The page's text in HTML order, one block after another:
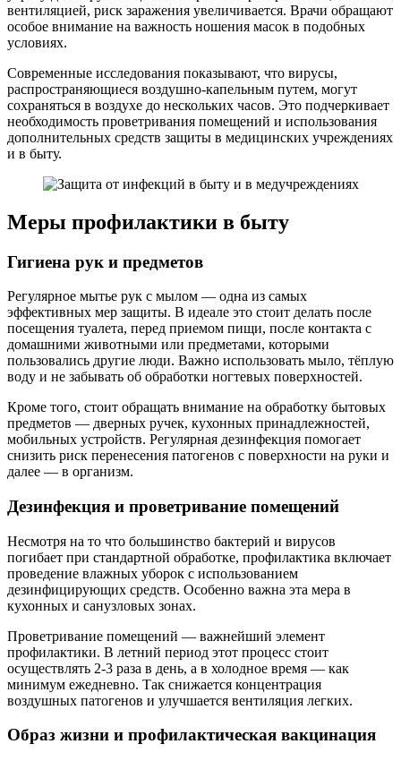
вентиляцией, риск заражения увеличивается. Врачи обращают
особое внимание на важность ношения масок в подобных
условиях.
Современные исследования показывают, что вирусы,
распространяющиеся воздушно-капельным путем, могут
сохраняться в воздухе до нескольких часов. Это подчеркивает
необходимость проветривания помещений и использования
дополнительных средств защиты в медицинских учреждениях
и в быту.
Меры профилактики в быту
Гигиена рук и предметов
Регулярное мытье рук с мылом — одна из самых
эффективных мер защиты. В идеале это стоит делать после
посещения туалета, перед приемом пищи, после контакта с
домашними животными или предметами, которыми
пользовались другие люди. Важно использовать мыло, тёплую
воду и не забывать об обработки ногтевых поверхностей.
Кроме того, стоит обращать внимание на обработку бытовых
предметов — дверных ручек, кухонных принадлежностей,
мобильных устройств. Регулярная дезинфекция помогает
снизить риск перенесения патогенов с поверхности на руки и
далее — в организм.
Дезинфекция и проветривание помещений
Несмотря на то что большинство бактерий и вирусов
погибает при стандартной обработке, профилактика включает
проведение влажных уборок с использованием
дезинфицирующих средств. Особенно важна эта мера в
кухонных и санузловых зонах.
Проветривание помещений — важнейший элемент
профилактики. В летний период этот процесс стоит
осуществлять 2-3 раза в день, а в холодное время — как
минимум ежедневно. Так снижается концентрация
воздушных патогенов и улучшается вентиляция легких.
Образ жизни и профилактическая вакцинация